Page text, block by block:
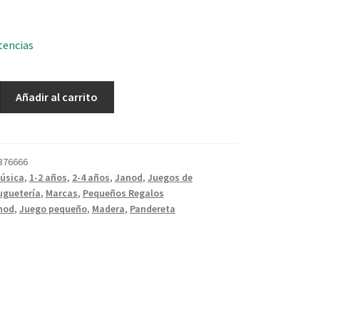
Añadir al carrito
, 1-2 años, 2-4 años, Janod, Juegos de
, Marcas, Pequeños Regalos
, Juego pequeño, Madera, Pandereta